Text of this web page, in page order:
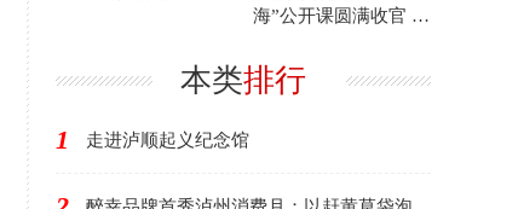
海”公开课圆满收官 年
本类排行
1 走进泸顺起义纪念馆